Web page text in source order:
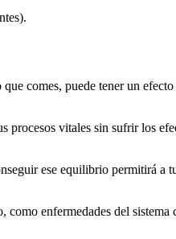
comes, puede tener un
procesos vitales sin sufrir los
ese equilibrio permitirá a
enfermedades del